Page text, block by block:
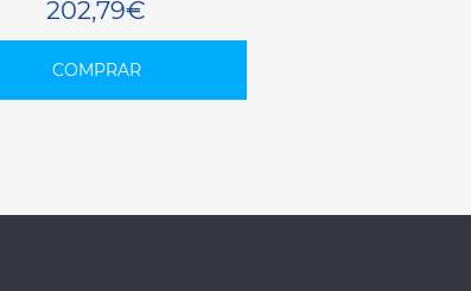
202,79€
COMPRAR